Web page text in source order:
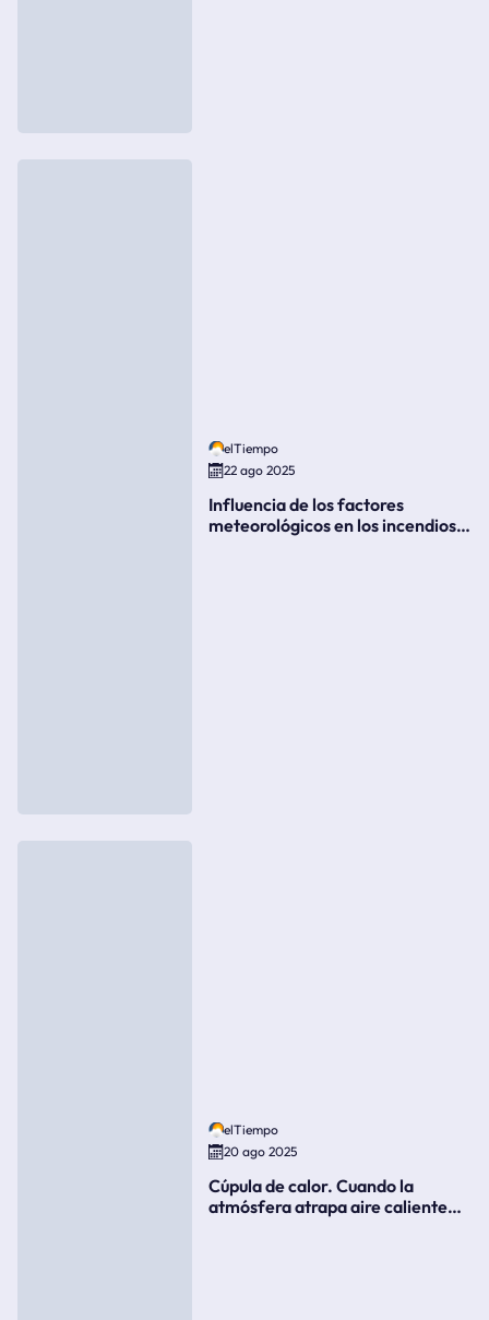
elTiempo
22 ago 2025
Influencia de los factores
meteorológicos en los incendios
elTiempo
20 ago 2025
Cúpula de calor. Cuando la
atmósfera atrapa aire caliente